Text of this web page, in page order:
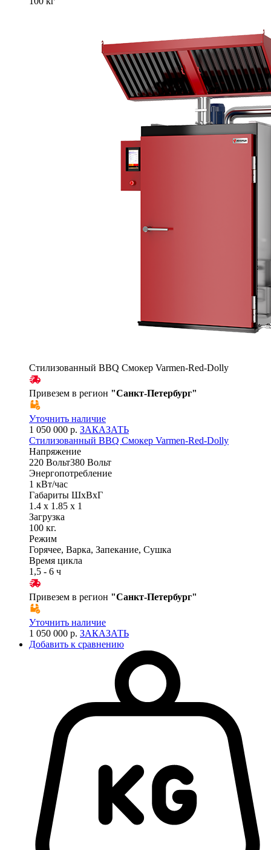
Стилизованный BBQ Смокер Varmen-Red-Dolly
Привезем в регион "Санкт-Петербург"
Уточнить наличие
1 050 000 р. ЗАКАЗАТЬ
Стилизованный BBQ Смокер Varmen-Red-Dolly
Напряжение
220 Вольт380 Вольт
Энергопотребление
1 кВт/час
Габариты ШхВхГ
1.4 x 1.85 x 1
Загрузка
100 кг.
Режим
Горячее, Варка, Запекание, Сушка
Время цикла
1,5 - 6 ч
Привезем в регион "Санкт-Петербург"
Уточнить наличие
1 050 000 р. ЗАКАЗАТЬ
Добавить к сравнению